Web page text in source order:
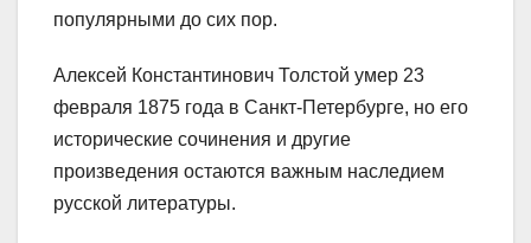
популярными до сих пор.
Алексей Константинович Толстой умер 23
февраля 1875 года в Санкт-Петербурге, но его
исторические сочинения и другие
произведения остаются важным наследием
русской литературы.